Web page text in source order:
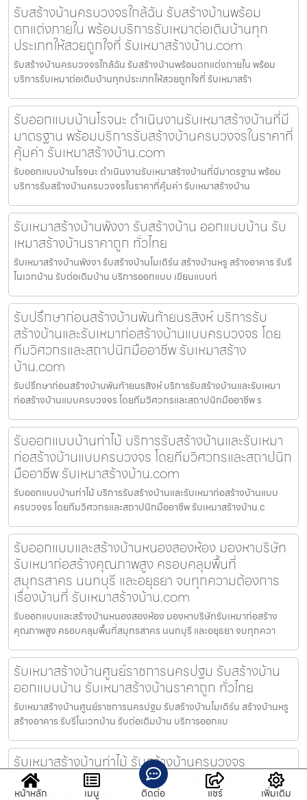
รับสร้างบ้านครบวงจรใกล้ฉัน รับสร้างบ้านพร้อม
ตกแต่งภายใน พร้อมบริการรับเหมาต่อเติมบ้านทุก
ประเภทให้สวยถูกใจที่ รับเหมาสร้างบ้าน.com
รับสร้างบ้านครบวงจรใกล้ฉัน รับสร้างบ้านพร้อมตกแต่งภายใน พร้อม
บริการรับเหมาต่อเติมบ้านทุกประเภทให้สวยถูกใจที่ รับเหมาสร้า
รับออกแบบบ้านโรจนะ ดำเนินงานรับเหมาสร้างบ้านที่มี
มาตรฐาน พร้อมบริการรับสร้างบ้านครบวงจรในราคาที่
คุ้มค่า รับเหมาสร้างบ้าน.com
รับออกแบบบ้านโรจนะ ดำเนินงานรับเหมาสร้างบ้านที่มีมาตรฐาน พร้อม
บริการรับสร้างบ้านครบวงจรในราคาที่คุ้มค่า รับเหมาสร้างบ้าน
รับเหมาสร้างบ้านพังงา รับสร้างบ้าน ออกแบบบ้าน รับ
เหมาสร้างบ้านราคาถูก ทั่วไทย
รับเหมาสร้างบ้านพังงา รับสร้างบ้านโมเดิร์น สร้างบ้านหรู สร้างอาคาร รับรี
โนเวทบ้าน รับต่อเติมบ้าน บริการออกแบบ เขียนแบบก่
รับปรึกษาก่อนสร้างบ้านพันท้ายนรสิงห์ บริการรับ
สร้างบ้านและรับเหมาก่อสร้างบ้านแบบครบวงจร โดย
ทีมวิศวกรและสถาปนิกมืออาชีพ รับเหมาสร้าง
บ้าน.com
รับปรึกษาก่อนสร้างบ้านพันท้ายนรสิงห์ บริการรับสร้างบ้านและรับเหมา
ก่อสร้างบ้านแบบครบวงจร โดยทีมวิศวกรและสถาปนิกมืออาชีพ ร
รับออกแบบบ้านท่าไม้ บริการรับสร้างบ้านและรับเหมา
ก่อสร้างบ้านแบบครบวงจร โดยทีมวิศวกรและสถาปนิก
มืออาชีพ รับเหมาสร้างบ้าน.com
รับออกแบบบ้านท่าไม้ บริการรับสร้างบ้านและรับเหมาก่อสร้างบ้านแบบ
ครบวงจร โดยทีมวิศวกรและสถาปนิกมืออาชีพ รับเหมาสร้างบ้าน.c
รับออกแบบและสร้างบ้านหนองสองห้อง มองหาบริษัท
รับเหมาก่อสร้างคุณภาพสูง ครอบคลุมพื้นที่
สมุทรสาคร นนทบุรี และอยุธยา จบทุกความต้องการ
เรื่องบ้านที่ รับเหมาสร้างบ้าน.com
รับออกแบบและสร้างบ้านหนองสองห้อง มองหาบริษัทรับเหมาก่อสร้าง
คุณภาพสูง ครอบคลุมพื้นที่สมุทรสาคร นนทบุรี และอยุธยา จบทุกควา
รับเหมาสร้างบ้านศูนย์ราชการนครปฐม รับสร้างบ้าน
ออกแบบบ้าน รับเหมาสร้างบ้านราคาถูก ทั่วไทย
รับเหมาสร้างบ้านศูนย์ราชการนครปฐม รับสร้างบ้านโมเดิร์น สร้างบ้านหรู
สร้างอาคาร รับรีโนเวทบ้าน รับต่อเติมบ้าน บริการออกแบ
รับเหมาสร้างบ้านท่าไม้ รับสร้างบ้านครบวงจร
ออกแบบและสร้างบ้านโดยทีมงานมืออาชีพจบในที่เดียว
ที่ รับเหมาสร้างบ้าน.com
หน้าหลัก เมนู ติดต่อ แชร์ เพิ่มเติม